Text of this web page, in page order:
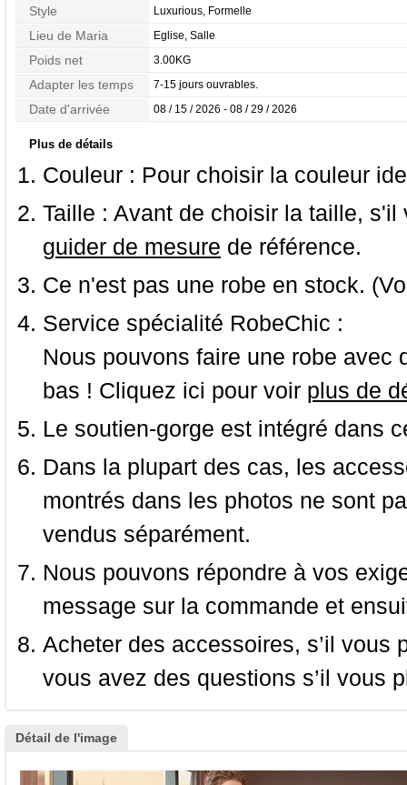
Style Luxurious, Formelle
Lieu de Maria Eglise, Salle
Poids net 3.00KG
Adapter les temps 7-15 jours ouvrables.
Date d'arrivée 08 / 15 / 2026 - 08 / 29 / 2026
Plus de détails
Couleur : Pour choisir la couleur
Taille : Avant de choisir la taille,
guider de mesure de référence.
Ce n'est pas une robe en stock.
Service spécialité RobeChic :
Nous pouvons faire une robe
bas ! Cliquez ici pour voir plus de
Le soutien-gorge est intégré dans
Dans la plupart des cas, les
montrés dans les photos ne sont
vendus séparément.
Nous pouvons répondre à vos
message sur la commande et
Acheter des accessoires, s’il
vous avez des questions s’il vous
Détail de l'image